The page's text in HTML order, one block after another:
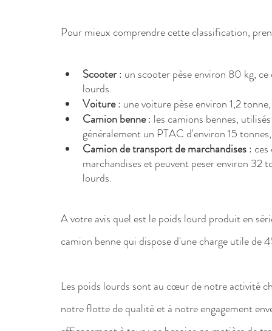
Pour mieux comprendre cette classification,
Scooter : un scooter pèse environ 80 kg,
lourds.
Voiture : une voiture pèse environ 1,2
Camion benne : les camions bennes,
généralement un PTAC d'environ 15
Camion de transport de marchandises :
marchandises et peuvent peser environ 32
lourds.
A votre avis quel est le poids lourd produit en
camion benne qui dispose d'une charge utile de
Les poids lourds sont au cœur de notre activité
notre flotte de qualité et à notre engagement